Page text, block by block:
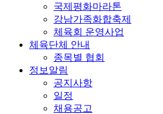
국제평화마라톤
강남가족화합축제
체육회 운영사업
체육단체 안내
종목별 협회
정보알림
공지사항
일정
채용공고